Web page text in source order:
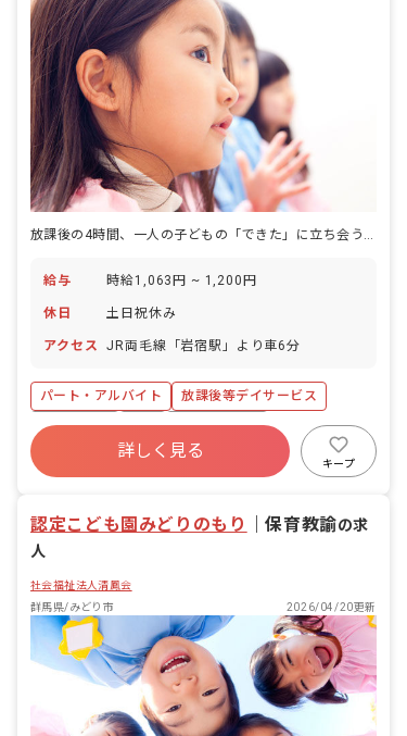
放課後の4時間、一人の子どもの「できた」に立ち会う仕事。
給与 時給1,063円 ~ 1,200円
休日 土日祝休み
アクセス JR両毛線「岩宿駅」より車6分
パート・アルバイト
放課後等デイサービス
土日祝休み
有給 社会福祉法人
詳しく見る
キープ
認定こども園みどりのもり ｜保育教諭の求
人
社会福祉法人清鳳会
群馬県/みどり市
2026/04/20更新